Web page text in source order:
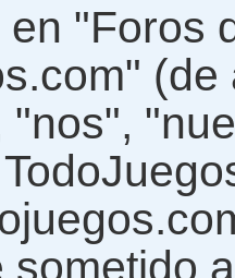
"Foros
"nos",
sometido